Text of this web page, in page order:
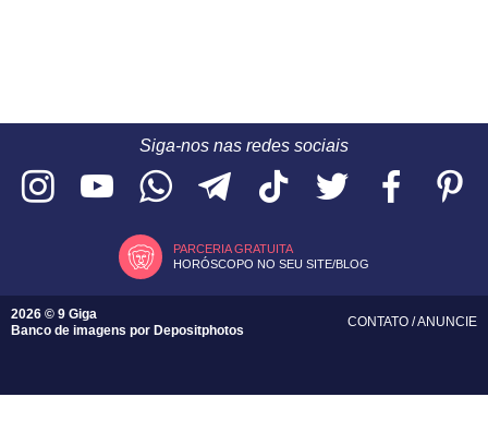
Siga-nos nas redes sociais
PARCERIA GRATUITA
HORÓSCOPO NO SEU SITE/BLOG
2026 © 9 Giga
Banco de imagens por Depositphotos
CONTATO /ANUNCIE